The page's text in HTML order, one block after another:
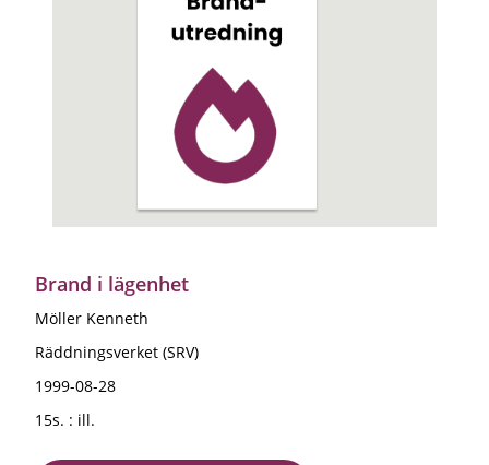
Brand i lägenhet
Möller Kenneth
Räddningsverket (SRV)
1999-08-28
15s. : ill.